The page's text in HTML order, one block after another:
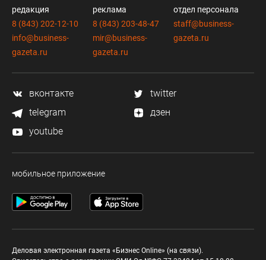
редакция
8 (843) 202-12-10
info@business-
gazeta.ru
реклама
8 (843) 203-48-47
mir@business-
gazeta.ru
отдел персонала
staff@business-
gazeta.ru
вконтакте
twitter
telegram
дзен
youtube
мобильное приложение
Деловая электронная газета «Бизнес Online» (на связи).